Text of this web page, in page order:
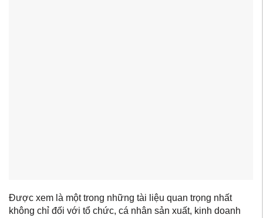
Được xem là một trong những tài liệu quan trọng nhất
không chỉ đối với tổ chức, cá nhân sản xuất, kinh doanh